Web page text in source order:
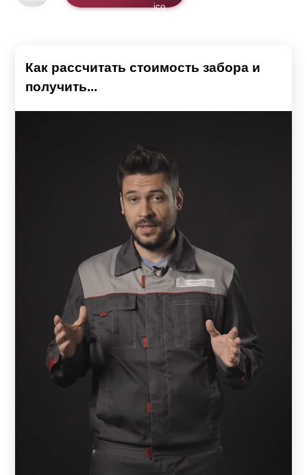
Как рассчитать стоимость забора и
получить...